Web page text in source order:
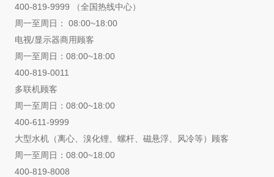
400-819-9999 （全国热线中心）
周一至周日： 08:00~18:00
电视/显示器商用顾客
周一至周日：08:00~18:00
400-819-0011
多联机顾客
周一至周日：08:00~18:00
400-611-9999
大型水机（离心、溴化锂、螺杆、磁悬浮、风冷等）顾客
周一至周日：08:00~18:00
400-819-8008